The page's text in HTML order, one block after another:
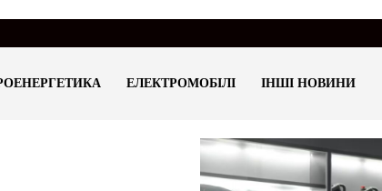
ЕЛЕКТРОМОБІЛІ ІНШІ НОВИНИ